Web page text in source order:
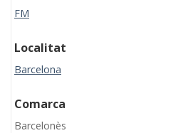
FM
Localitat
Barcelona
Comarca
Barcelonès